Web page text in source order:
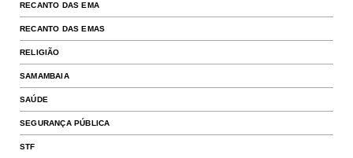
RECANTO DAS EMA
RECANTO DAS EMAS
RELIGIÃO
SAMAMBAIA
SAÚDE
SEGURANÇA PÚBLICA
STF